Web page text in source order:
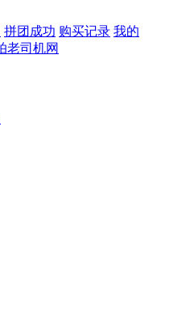
拼团成功 购买记录 我的